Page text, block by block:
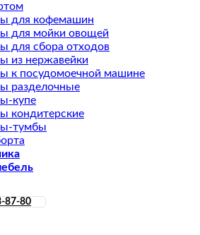
для кофемашин
для мойки овощей
для сбора отходов
из нержавейки
к посудомоечной машине
разделочные
купе
кондитерские
тумбы
87-80